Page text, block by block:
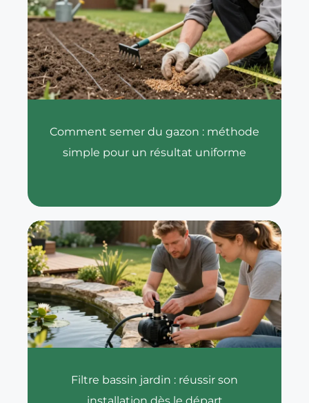
Comment semer du gazon : méthode
simple pour un résultat uniforme
Filtre bassin jardin : réussir son